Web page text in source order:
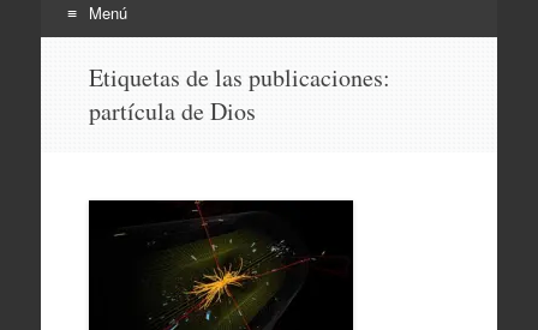
Menú
contenido
Etiquetas de las publicaciones:
partícula de Dios